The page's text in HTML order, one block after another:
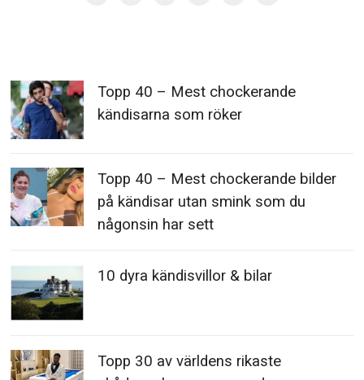
Topp 40 – Mest chockerande
kändisarna som röker
Topp 40 – Mest chockerande bilder
på kändisar utan smink som du
någonsin har sett
10 dyra kändisvillor & bilar
Topp 30 av världens rikaste